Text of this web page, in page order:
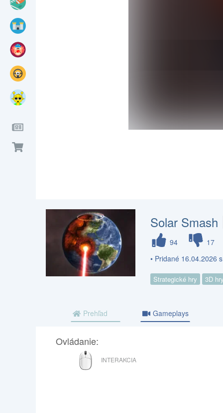
Solar Smash
94
17
• Pridané 16.04.2026
Strategické hry 3D hry
Prehľad Gameplays
Ovládanie:
MYŠ
INTERAKCIA